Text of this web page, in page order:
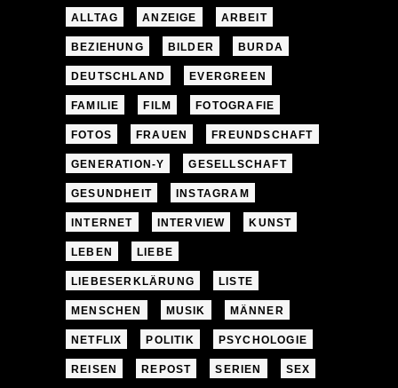
ALLTAG ANZEIGE ARBEIT
BEZIEHUNG BILDER BURDA
DEUTSCHLAND EVERGREEN
FAMILIE FILM FOTOGRAFIE
FOTOS FRAUEN FREUNDSCHAFT
GENERATION-Y GESELLSCHAFT
GESUNDHEIT INSTAGRAM
INTERNET INTERVIEW KUNST
LEBEN LIEBE
LIEBESERKLÄRUNG LISTE
MENSCHEN MUSIK MÄNNER
NETFLIX POLITIK PSYCHOLOGIE
REISEN REPOST SERIEN SEX